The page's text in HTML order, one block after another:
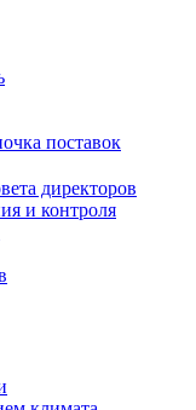
поставок
директоров
и контроля